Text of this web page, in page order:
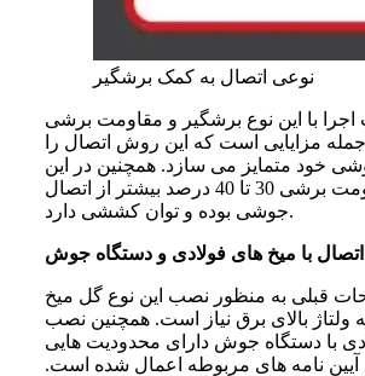
نوعی اتصال به کمک برشگیر
با این نوع برشگیر و مقاومت برشی
مزایایی است که این روش اتصال را
خود متمایز می سازد. همچنین در این
نوع اتصال، مقاومت برشی 30 تا 40 درصد بیشتر از اتصال
جوشی بوده و توان کششی دارد.
اتصال با میخ های فولادی و دستگاه جوش
قبلی به منظور نصب این نوع گل میخ
ولتاژ بالای برق نیاز است. همچنین نصب
با دستگاه جوش دارای محدودیت هایی
نامه های مربوطه اعمال شده است.